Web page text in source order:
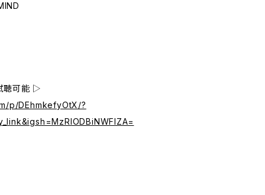
聴可能 ▷
p/DEhmkefyOtX/?